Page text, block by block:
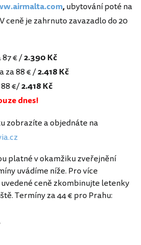
,ubytování poté na
V ceně je zahrnuto zavazadlo do 20
€ /2.390 Kč
za 88 € /2.418 Kč
€/2.418 Kč
dnes!
zobrazíte a objednáte na
platné v okamžiku zveřejnění
uvádíme níže. Pro více
ceně zkombinujte letenky
Termíny za 44 € pro Prahu: